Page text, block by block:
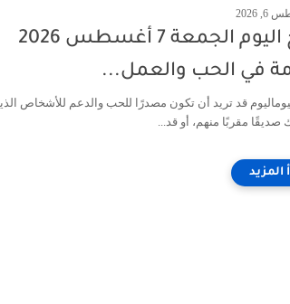
2026
أبراج اليوم الجمعة 7 أغسطس 2026
في الحب والعمل...
قد تريد أن تكون مصدرًا للحب والدعم للأشخاص
صديقًا مقربًا منهم، أو قد...